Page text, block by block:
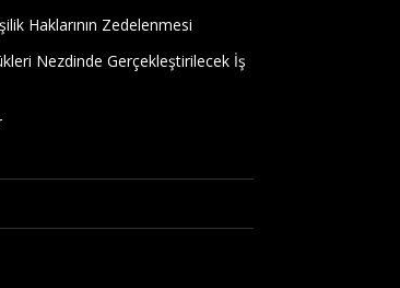
Haklarının Zedelenmesi
Nezdinde Gerçekleştirilecek İş